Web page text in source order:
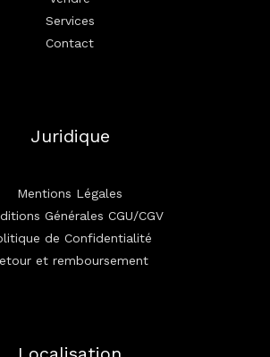
Services
Contact
Juridique
Mentions Légales
Générales CGU/CGV
de Confidentialité
et remboursement